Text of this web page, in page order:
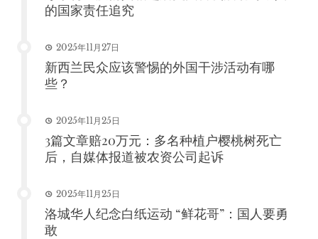
的国家责任追究
2025年11月27日
新西兰民众应该警惕的外国干涉活动有哪
些？
2025年11月25日
3篇文章赔20万元：多名种植户樱桃树死亡
后，自媒体报道被农资公司起诉
2025年11月25日
洛城华人纪念白纸运动 “鲜花哥”：国人要勇
敢